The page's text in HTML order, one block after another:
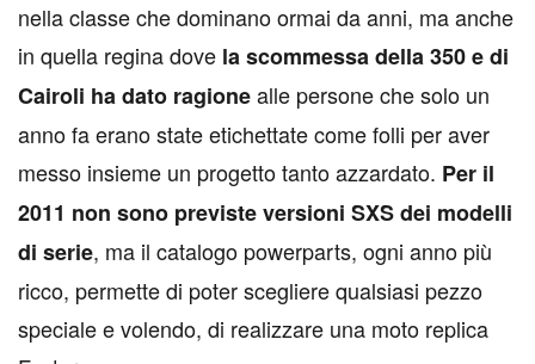
nella classe che dominano ormai da anni, ma anche
in quella regina dove la scommessa della 350 e di
Cairoli ha dato ragionealle persone che solo un
anno fa erano state etichettate come folli per aver
messo insieme un progetto tanto azzardato. Per il
2011 non sono previste versioni SXS dei modelli
di serie, ma il catalogo powerparts, ogni anno più
ricco, permette di poter scegliere qualsiasi pezzo
speciale e volendo, di realizzare una moto replica